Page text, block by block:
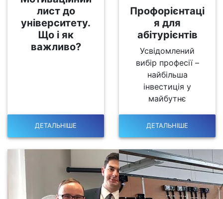
лист до
університету.
Що і як
важливо?
ДЕТАЛЬНІШЕ
Профорієнтаці
я для
абітурієнтів
Усвідомлений
вибір професії –
найбільша
інвестиція у
майбутнє
ДЕТАЛЬНІШЕ